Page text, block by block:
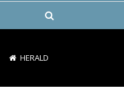
HERALD